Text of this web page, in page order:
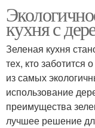
кухня с
Зеленая кухня
тех, кто
из самых
использование
преимущества
лучшее решение